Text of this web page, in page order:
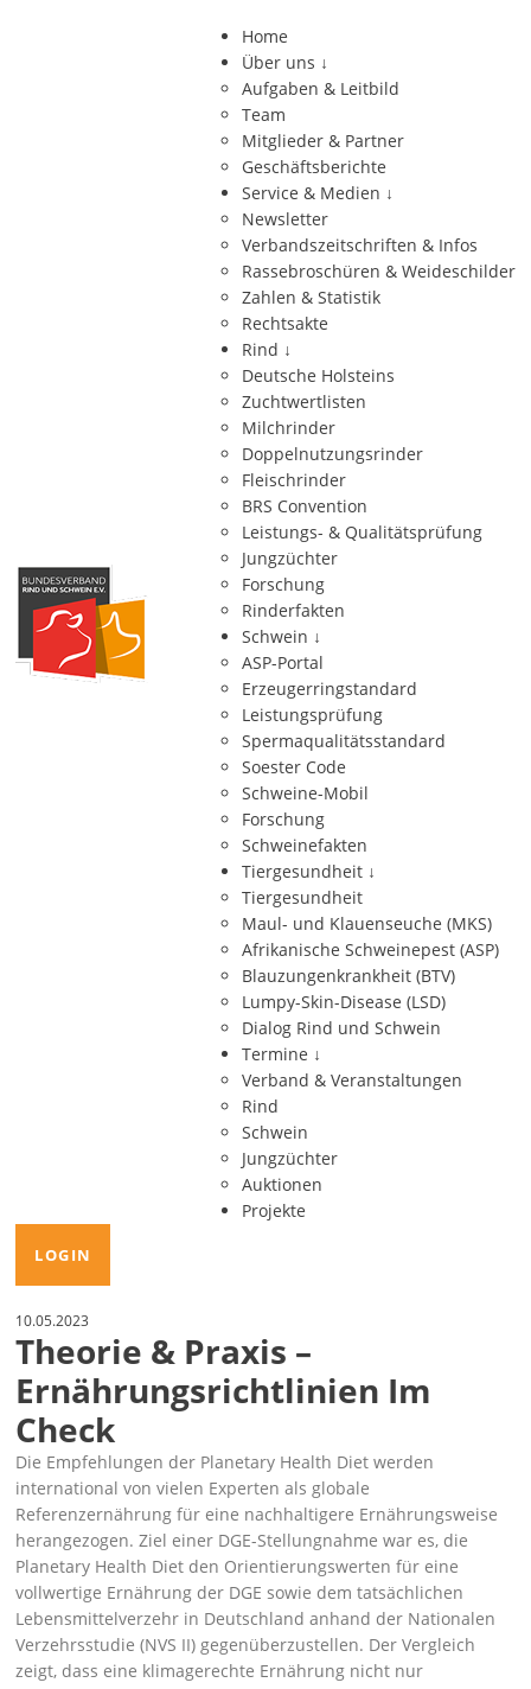
Home
Über uns ↓
Aufgaben & Leitbild
Team
Mitglieder & Partner
Geschäftsberichte
Service & Medien ↓
Newsletter
Verbandszeitschriften & Infos
Rassebroschüren & Weideschilder
Zahlen & Statistik
Rechtsakte
Rind ↓
Deutsche Holsteins
Zuchtwertlisten
Milchrinder
Doppelnutzungsrinder
Fleischrinder
BRS Convention
Leistungs- & Qualitätsprüfung
Jungzüchter
Forschung
Rinderfakten
Schwein ↓
ASP-Portal
Erzeugerringstandard
Leistungsprüfung
Spermaqualitätsstandard
Soester Code
Schweine-Mobil
Forschung
Schweinefakten
Tiergesundheit ↓
Tiergesundheit
Maul- und Klauenseuche (MKS)
Afrikanische Schweinepest (ASP)
Blauzungenkrankheit (BTV)
Lumpy-Skin-Disease (LSD)
Dialog Rind und Schwein
Termine ↓
Verband & Veranstaltungen
Rind
Schwein
Jungzüchter
Auktionen
Projekte
LOGIN
10.05.2023
Theorie & Praxis –
Ernährungsrichtlinien Im
Check
Die Empfehlungen der Planetary Health Diet werden
international von vielen Experten als globale
Referenzernährung für eine nachhaltigere Ernährungsweise
herangezogen. Ziel einer DGE-Stellungnahme war es, die
Planetary Health Diet den Orientierungswerten für eine
vollwertige Ernährung der DGE sowie dem tatsächlichen
Lebensmittelverzehr in Deutschland anhand der Nationalen
Verzehrsstudie (NVS II) gegenüberzustellen. Der Vergleich
zeigt, dass eine klimagerechte Ernährung nicht nur